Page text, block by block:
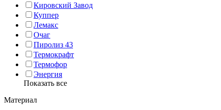
Кировский Завод
Куппер
Лемакс
Очаг
Пиролиз 43
Термокрафт
Термофор
Энергия
Показать все
Материал